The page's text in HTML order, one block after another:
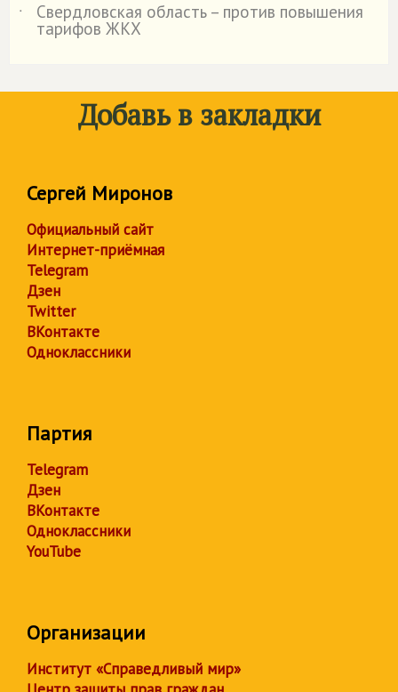
˙
Свердловская область – против повышения
тарифов ЖКХ
Добавь в закладки
Сергей Миронов
Официальный сайт
Интернет-приёмная
Telegram
Дзен
Twitter
ВКонтакте
Одноклассники
Партия
Telegram
Дзен
ВКонтакте
Одноклассники
YouTube
Организации
Институт «Справедливый мир»